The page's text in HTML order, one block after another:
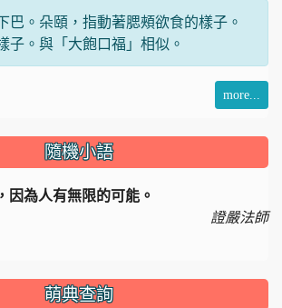
巴。朵頤，指動著腮頰欲食的樣子。
子。與「大飽口福」相似。
more...
隨機小語
為人有無限的可能。
證嚴法師
萌典查詢